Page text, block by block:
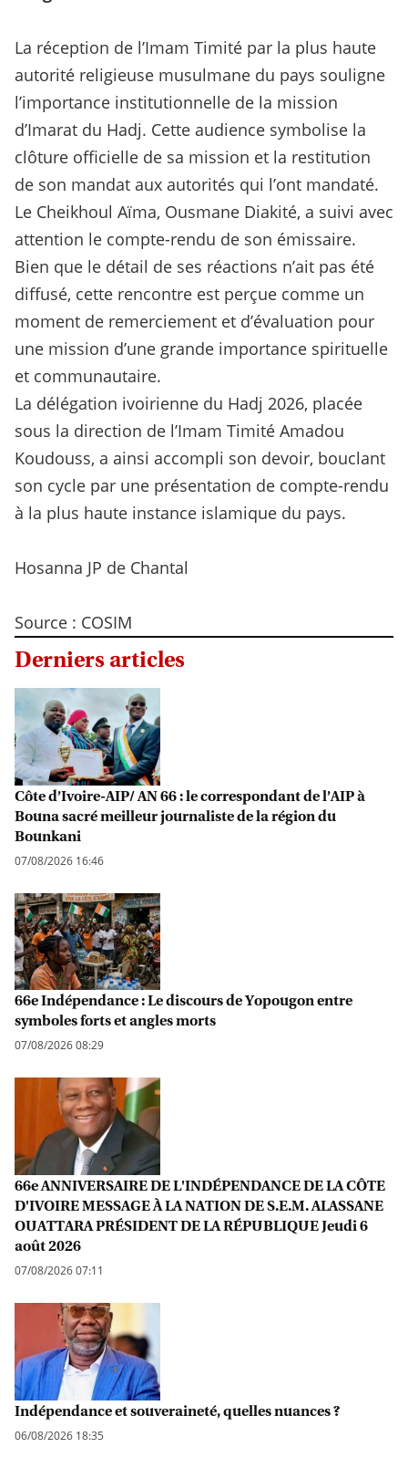
La réception de l’Imam Timité par la plus haute
autorité religieuse musulmane du pays souligne
l’importance institutionnelle de la mission
d’Imarat du Hadj. Cette audience symbolise la
clôture officielle de sa mission et la restitution
de son mandat aux autorités qui l’ont mandaté.
Le Cheikhoul Aïma, Ousmane Diakité, a suivi avec
attention le compte-rendu de son émissaire.
Bien que le détail de ses réactions n’ait pas été
diffusé, cette rencontre est perçue comme un
moment de remerciement et d’évaluation pour
une mission d’une grande importance spirituelle
et communautaire.
La délégation ivoirienne du Hadj 2026, placée
sous la direction de l’Imam Timité Amadou
Koudouss, a ainsi accompli son devoir, bouclant
son cycle par une présentation de compte-rendu
à la plus haute instance islamique du pays.
Hosanna JP de Chantal
Source : COSIM
Derniers articles
Côte d’Ivoire-AIP/ AN 66 : le correspondant de l’AIP à
Bouna sacré meilleur journaliste de la région du
Bounkani
07/08/2026 16:46
66e Indépendance : Le discours de Yopougon entre
symboles forts et angles morts
07/08/2026 08:29
66e ANNIVERSAIRE DE L'INDÉPENDANCE DE LA CÔTE
D'IVOIRE MESSAGE À LA NATION DE S.E.M. ALASSANE
OUATTARA PRÉSIDENT DE LA RÉPUBLIQUE Jeudi 6
août 2026
07/08/2026 07:11
Indépendance et souveraineté, quelles nuances ?
06/08/2026 18:35